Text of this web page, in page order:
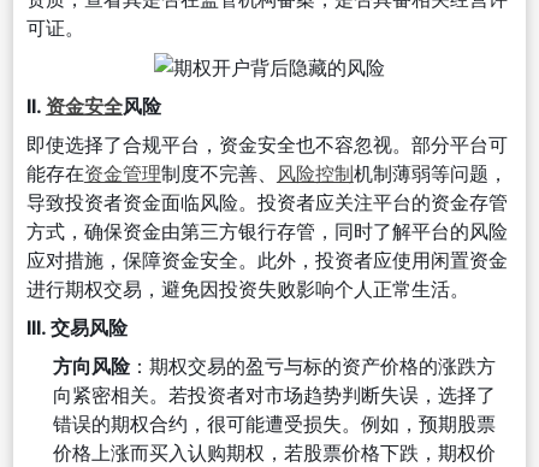
可证。
II. 资金安全风险
即使选择了合规平台，资金安全也不容忽视。部分平台可
能存在资金管理制度不完善、 风险控制机制薄弱等问题，
导致投资者资金面临风险。投资者应关注平台的资金存管
方式，确保资金由第三方银行存管，同时了解平台的风险
应对措施，保障资金安全。此外，投资者应使用闲置资金
进行期权交易，避免因投资失败影响个人正常生活。
III. 交易风险
方向风险：期权交易的盈亏与标的资产价格的涨跌方
向紧密相关。若投资者对市场趋势判断失误，选择了
错误的期权合约，很可能遭受损失。例如，预期股票
价格上涨而买入认购期权，若股票价格下跌，期权价